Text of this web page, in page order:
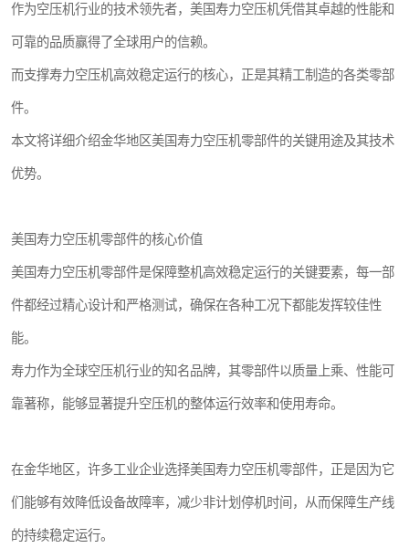
作为空压机行业的技术领先者，美国寿力空压机凭借其卓越的性能和
可靠的品质赢得了全球用户的信赖。
而支撑寿力空压机高效稳定运行的核心，正是其精工制造的各类零部
件。
本文将详细介绍金华地区美国寿力空压机零部件的关键用途及其技术
优势。
美国寿力空压机零部件的核心价值
美国寿力空压机零部件是保障整机高效稳定运行的关键要素，每一部
件都经过精心设计和严格测试，确保在各种工况下都能发挥较佳性
能。
寿力作为全球空压机行业的知名品牌，其零部件以质量上乘、性能可
靠著称，能够显著提升空压机的整体运行效率和使用寿命。
在金华地区，许多工业企业选择美国寿力空压机零部件，正是因为它
们能够有效降低设备故障率，减少非计划停机时间，从而保障生产线
的持续稳定运行。